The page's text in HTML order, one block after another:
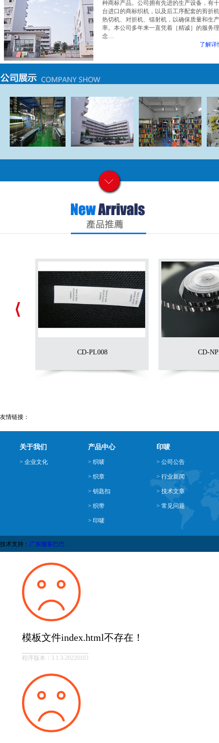
种商标产品。公司拥有先进的生产设备，有
台进口的商标织机，以及后工序配套的剪折
热切机、对折机、镭射机，以确保质量和生
率。本公司多年来一直凭着［精诚］的服务理
念…
了解详
CD-PL008 CD-
友情链接：
关于我们
> 企业文化
产品中心
> 织唛
> 织章
> 钥匙扣
> 织带
> 印唛
印唛
> 公司公告
> 行业新闻
> 技术文章
> 常见问题
技术支持： 广东微客巴巴
模板文件index.html不存在！
程序版本：3.1.3-20220103